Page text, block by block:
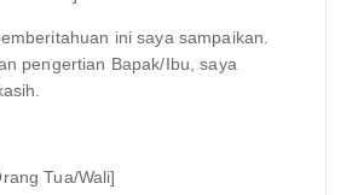
ini saya sampaikan.
pengertian Bapak/Ibu, saya
Tua/Wali]